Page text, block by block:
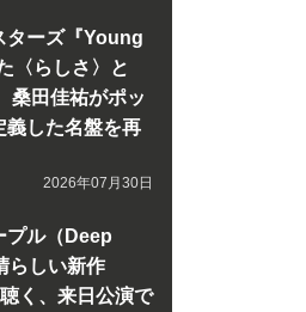
ターズ『Young
〈らしさ〉と
桑田佳祐がポッ
義した名盤を再
2026年07月30日
プル（Deep
らしい新作
く、来日公演で